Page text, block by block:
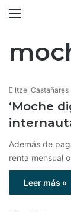
Itzel Castañares
‘Moche
Además de
renta mensual
Leer más »